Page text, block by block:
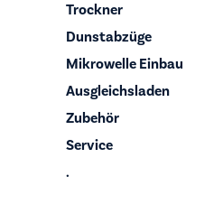
Trockner
Dunstabzüge
Mikrowelle Einbau
Ausgleichsladen
Zubehör
Service
.